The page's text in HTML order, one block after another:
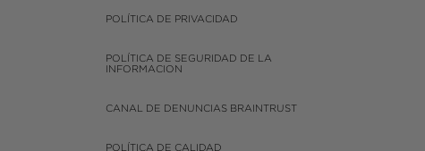
POLÍTICA DE PRIVACIDAD
POLÍTICA DE SEGURIDAD DE LA
INFORMACION
CANAL DE DENUNCIAS BRAINTRUST
POLÍTICA DE CALIDAD